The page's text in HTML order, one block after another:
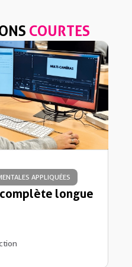
COURTES
APPLIQUÉES
complète longue